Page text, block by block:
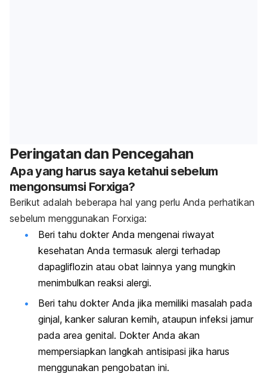
Peringatan dan Pencegahan
Apa yang harus saya ketahui sebelum
mengonsumsi Forxiga?
Berikut adalah beberapa hal yang perlu Anda perhatikan
sebelum menggunakan Forxiga:
Beri tahu dokter Anda mengenai riwayat
kesehatan Anda termasuk alergi terhadap
dapagliflozin atau obat lainnya yang mungkin
menimbulkan reaksi alergi.
Beri tahu dokter Anda jika memiliki masalah pada
ginjal, kanker saluran kemih, ataupun infeksi jamur
pada area genital. Dokter Anda akan
mempersiapkan langkah antisipasi jika harus
menggunakan pengobatan ini.